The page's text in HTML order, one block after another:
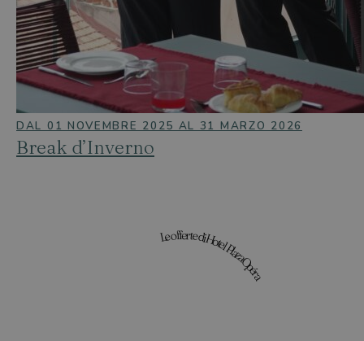
DAL 01 NOVEMBRE 2025 AL 31 MARZO 2026
Break d’Inverno
Le offerte di Hotel Plaza Opéra